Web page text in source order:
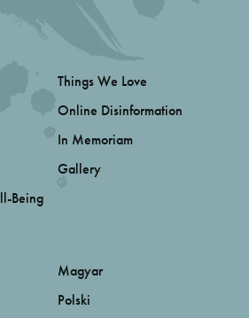
Being
Things We Love
Online Disinformation
In Memoriam
Gallery
Magyar
Polski